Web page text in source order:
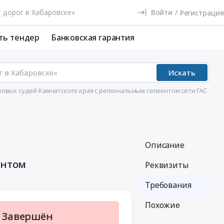
Войти / Регистрация
тендер Банковская гарантия
Искать
судей Камчатского края с региональным сегментом сети ГАС
Завершён
Описание
Реквизиты
Требования
Похожие